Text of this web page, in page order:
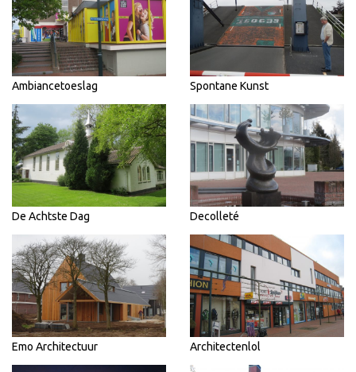
Ambiancetoeslag Spontane Kunst
De Achtste Dag Decolleté
Emo Architectuur Architectenlol